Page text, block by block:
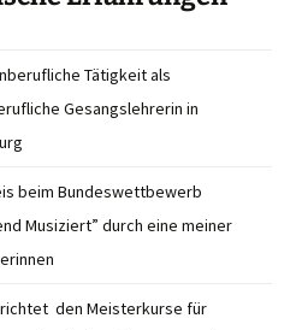
Tätigkeit als
Gesangslehrerin in
beim Bundeswettbewerb
Musiziert” durch eine meiner
den Meisterkurse für